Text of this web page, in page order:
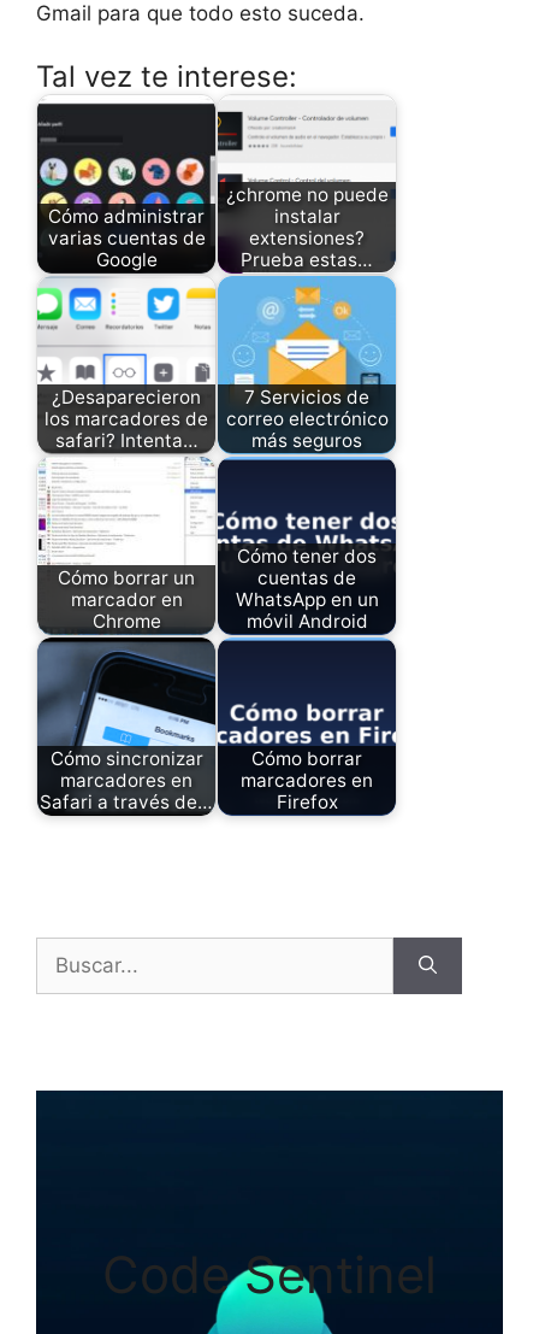
Gmail para que todo esto suceda.
Tal vez te interese:
Cómo administrar
varias cuentas de
Google
¿chrome no puede
instalar
extensiones?
Prueba estas…
¿Desaparecieron
los marcadores de
safari? Intenta…
7 Servicios de
correo electrónico
más seguros
Cómo borrar un
marcador en
Chrome
Cómo tener dos
cuentas de
WhatsApp en un
móvil Android
Cómo sincronizar
marcadores en
Safari a través de…
Cómo borrar
marcadores en
Firefox
Code Sentinel